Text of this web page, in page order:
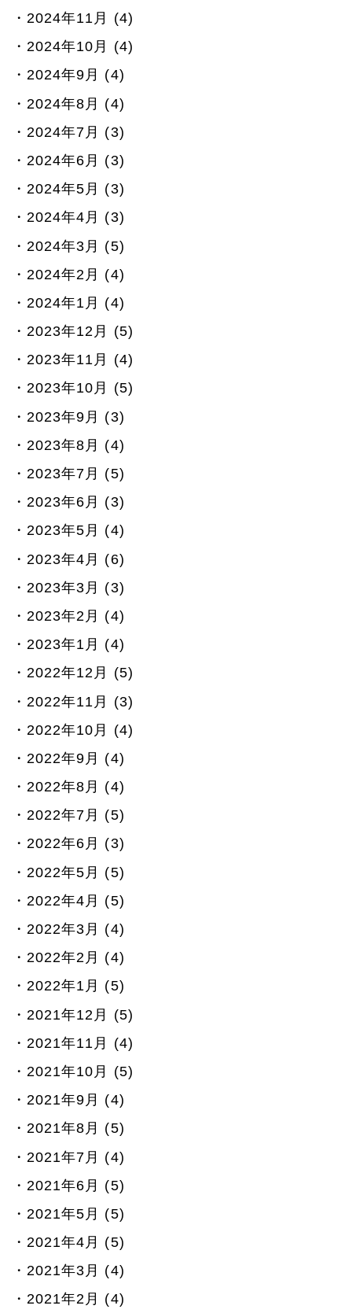
2024年11月 (4)
2024年10月 (4)
2024年9月 (4)
2024年8月 (4)
2024年7月 (3)
2024年6月 (3)
2024年5月 (3)
2024年4月 (3)
2024年3月 (5)
2024年2月 (4)
2024年1月 (4)
2023年12月 (5)
2023年11月 (4)
2023年10月 (5)
2023年9月 (3)
2023年8月 (4)
2023年7月 (5)
2023年6月 (3)
2023年5月 (4)
2023年4月 (6)
2023年3月 (3)
2023年2月 (4)
2023年1月 (4)
2022年12月 (5)
2022年11月 (3)
2022年10月 (4)
2022年9月 (4)
2022年8月 (4)
2022年7月 (5)
2022年6月 (3)
2022年5月 (5)
2022年4月 (5)
2022年3月 (4)
2022年2月 (4)
2022年1月 (5)
2021年12月 (5)
2021年11月 (4)
2021年10月 (5)
2021年9月 (4)
2021年8月 (5)
2021年7月 (4)
2021年6月 (5)
2021年5月 (5)
2021年4月 (5)
2021年3月 (4)
2021年2月 (4)